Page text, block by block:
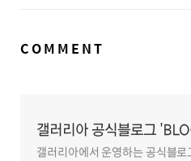
댓
COMMENT
갤러리아 공식블로그
갤러리아에서 운영하는 공식블로